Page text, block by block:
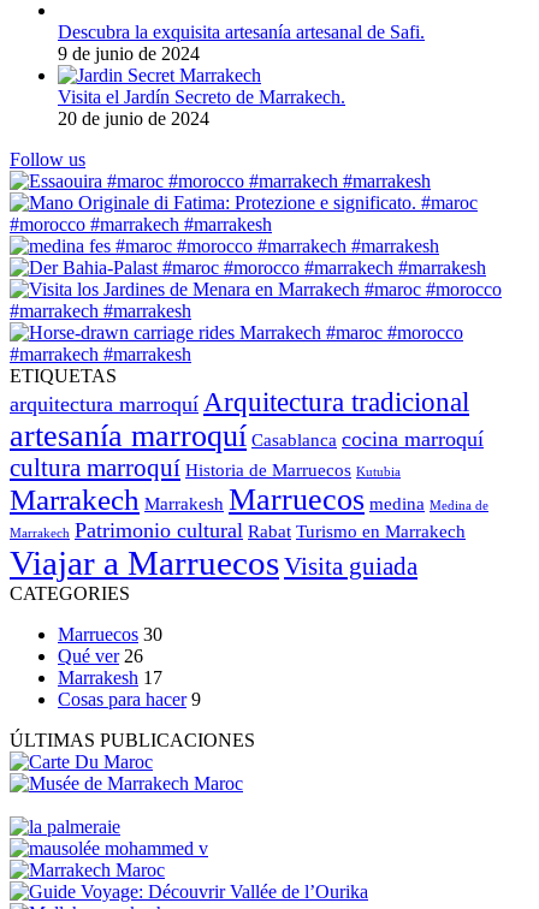
Descubra la exquisita artesanía artesanal de Safi.
9 de junio de 2024
Visita el Jardín Secreto de Marrakech.
20 de junio de 2024
Follow us
ETIQUETAS
arquitectura marroquí Arquitectura tradicional
artesanía marroquí Casablanca cocina marroquí
cultura marroquí Historia de Marruecos Kutubia
Marrakech Marrakesh Marruecos medina Medina de
Marrakech Patrimonio cultural Rabat Turismo en Marrakech
Viajar a MarruecosVisita guiada
CATEGORIES
Marruecos 30
Qué ver 26
Marrakesh 17
Cosas para hacer 9
ÚLTIMAS PUBLICACIONES